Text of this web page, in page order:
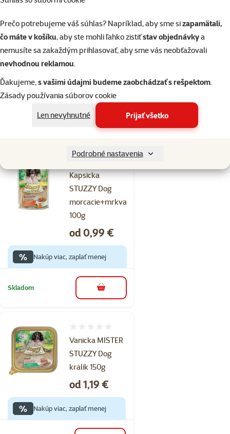
Prečo potrebujeme váš súhlas? Napríklad, aby sme sizapamätali,
čo máte v košíku, aby ste mohli ľahko zistiťstav objednávkya
nemusíte sa zakaždým prihlasovať, aby sme vás neobťažovali
nevhodnou reklamou.
Ďakujeme,s vašimi údajmi budeme zaobchádzať s rešpektom.
Zásady používania súborov cookie
Len nevyhnutné
Prijať všetko
Podrobné nastavenia
Kapsicka STUZZY Dog
sunka 100g
Hodnotenie 100%, počet hodnotení: 1
hodnotenie
Cena
od 0,99 €
% Nakúp viac, zaplať menej
do košíka
Kapsicka
STUZZY Dog
morcacie+mrkva
100g
Cena
od 0,99 €
% Nakúp viac, zaplať menej
Skladom do košíka
Vanicka MISTER
STUZZY Dog
kralik 150g
Cena
od 1,19 €
% Nakúp viac, zaplať menej